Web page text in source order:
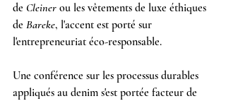
de Cleiner ou les vêtements de luxe éthiques
de Bareke, l'accent est porté sur
l'entrepreneuriat éco-responsable.
Une conférence sur les processus durables
appliqués au denim s'est portée facteur de